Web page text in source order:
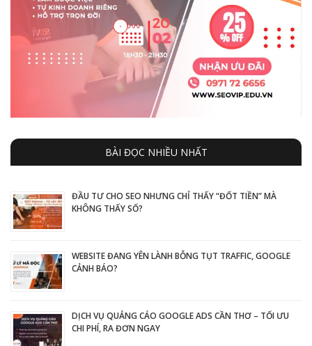
BÀI ĐỌC NHIỀU NHẤT
ĐẦU TƯ CHO SEO NHƯNG CHỈ THẤY “ĐỐT TIỀN” MÀ
KHÔNG THẤY SỐ?
WEBSITE ĐANG YÊN LÀNH BỖNG TỤT TRAFFIC, GOOGLE
CẢNH BÁO?
DỊCH VỤ QUẢNG CÁO GOOGLE ADS CẦN THƠ – TỐI ƯU
CHI PHÍ, RA ĐƠN NGAY